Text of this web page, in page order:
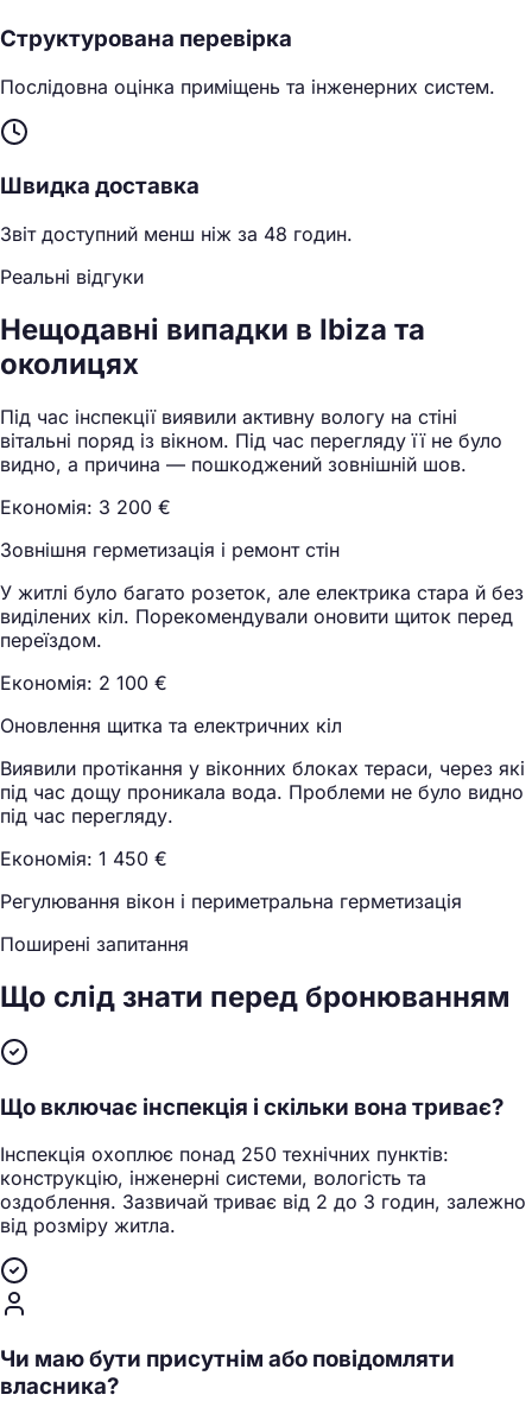
Структурована перевірка
Послідовна оцінка приміщень та інженерних систем.
Швидка доставка
Звіт доступний менш ніж за 48 годин.
Реальні відгуки
Нещодавні випадки в Ibiza та
околицях
Під час інспекції виявили активну вологу на стіні
вітальні поряд із вікном. Під час перегляду її не було
видно, а причина — пошкоджений зовнішній шов.
Економія: 3 200 €
Зовнішня герметизація і ремонт стін
У житлі було багато розеток, але електрика стара й без
виділених кіл. Порекомендували оновити щиток перед
переїздом.
Економія: 2 100 €
Оновлення щитка та електричних кіл
Виявили протікання у віконних блоках тераси, через які
під час дощу проникала вода. Проблеми не було видно
під час перегляду.
Економія: 1 450 €
Регулювання вікон і периметральна герметизація
Поширені запитання
Що слід знати перед бронюванням
Що включає інспекція і скільки вона триває?
Інспекція охоплює понад 250 технічних пунктів:
конструкцію, інженерні системи, вологість та
оздоблення. Зазвичай триває від 2 до 3 годин, залежно
від розміру житла.
Чи маю бути присутнім або повідомляти
власника?